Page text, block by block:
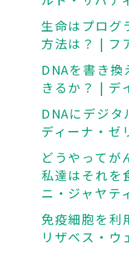
生命はプロ
方法は？ | フ
DNAを書き換
きるか？ | デ
DNAにデジ
ディーナ・ゼ
どうやってが
私達はそれを
ニ・ジャヤテ
免疫細胞を利
リザベス・ウ